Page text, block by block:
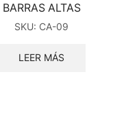
BARRAS ALTAS
SKU: CA-09
LEER MÁS